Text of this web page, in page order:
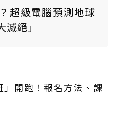
超級電腦預測地球
絕」
開跑！報名方法、課